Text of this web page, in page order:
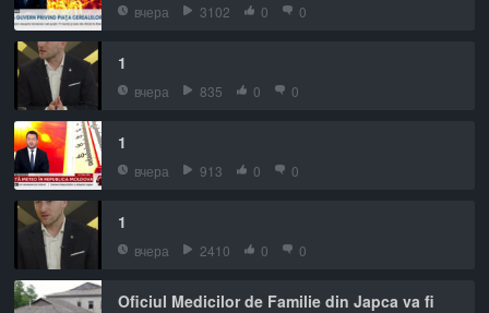
вчера 3102 0 0
1
вчера 835 0 0
1
вчера 913 0 0
1
вчера 2410 0 0
Oficiul Medicilor de Familie din Japca va fi